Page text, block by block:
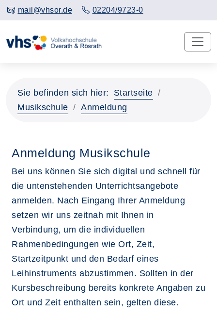
mail@vhsor.de 02204/9723-0
Sie befinden sich hier:
Startseite
Musikschule
Anmeldung
Anmeldung Musikschule
Bei uns können Sie sich digital und schnell für
die untenstehenden Unterrichtsangebote
anmelden. Nach Eingang Ihrer Anmeldung
setzen wir uns zeitnah mit Ihnen in
Verbindung, um die individuellen
Rahmenbedingungen wie Ort, Zeit,
Startzeitpunkt und den Bedarf eines
Leihinstruments abzustimmen. Sollten in der
Kursbeschreibung bereits konkrete Angaben zu
Ort und Zeit enthalten sein, gelten diese.